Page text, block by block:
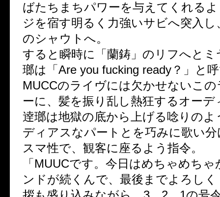
ばたちまちパワーを与えてくれる
ジを宿す明るく力強いサビへ突入し
のシャウトへ。
すると瞬時に「蘭鋳」のリフへとミ
瑯は「Are you fucking ready？」と
MUCCのライヴには欠かせないこ
ーに、髪を振り乱し熱狂するオーデ
逹瑯は地獄の底から上げる唸りの
ディアスなパートとを巧みに歌い
スマ性で、観客に座るよう指令。
「MUUCです。今日はめちゃめち
ンドが続くんで、最後までよろし